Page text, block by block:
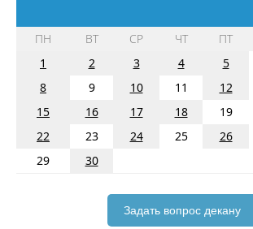
ПН ВТ СР ЧТ ПТ
1
2 3 4 5
8
9 10 11 12
15
16 17 18 19
22
23 24 25 26
29
30
Задать вопрос декану